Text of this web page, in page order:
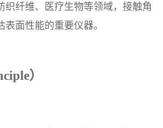
织纤维、医疗生物等领域，接触角
面性能的重要仪器。
）